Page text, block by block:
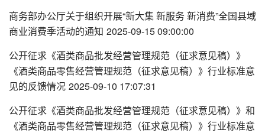
商务部办公厅关于组织开展“新大集 新服务 新消费”全国县域
商业消费季活动的通知 2025-09-15 09:00:00
公开征求《酒类商品批发经营管理规范（征求意见稿）》
《酒类商品零售经营管理规范（征求意见稿）》行业标准意
见的反馈情况 2025-09-10 17:07:31
公开征求《酒类商品批发经营管理规范（征求意见稿）》和
《酒类商品零售经营管理规范（征求意见稿）》行业标准意